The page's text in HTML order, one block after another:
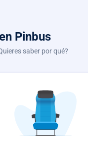
Pinbus
saber por qué?